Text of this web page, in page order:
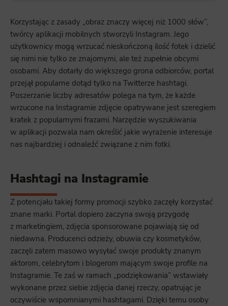
Korzystając z zasady „obraz znaczy więcej niż 1000 słów”,
twórcy aplikacji mobilnych stworzyli Instagram. Jego
użytkownicy mogą wrzucać nieskończoną ilość fotek i dzielić
się nimi nie tylko ze znajomymi, ale też zupełnie obcymi
osobami. Aby dotarły do większego grona odbiorców, portal
przejął popularne dotąd tylko na Twitterze hashtagi.
Poszerzanie liczby adresatów polega na tym, że każde
wrzucone na Instagramie zdjęcie opatrywane jest szeregiem
kratek z popularnymi frazami. Narzędzie wyszukiwania
w aplikacji pozwala nam określić jakie wyrażenie interesuje
nas najbardziej i odnaleźć związane z nim fotki.
Hashtagi na Instagramie
Z potencjału takiej formy promocji szybko zaczęły korzystać
znane marki. Portal dopiero zaczyna swoją przygodę
z marketingiem, zdjęcia sponsorowane pojawiają się od
niedawna. Producenci odzieży, obuwia czy kosmetyków,
zaczęli zatem masowo wysyłać swoje produkty znanym
aktorom, celebrytom i blogerom mającym swoje profile na
Instagramie. Te zaś w ramach „podziękowania” wstawiały
wykonane przez siebie zdjęcia danej rzeczy, opatrując je
oczywiście wspomnianymi hashtagami. Dzięki temu osoby